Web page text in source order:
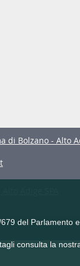
di Bolzano - Alto
del
consulta la